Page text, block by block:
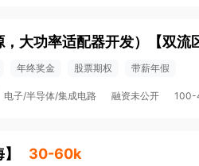
大功率适配器开发） 【双流
年终奖金 股票期权 带薪年假
电子/半导体/集成电路 融资未公开 100-
】 30-60k